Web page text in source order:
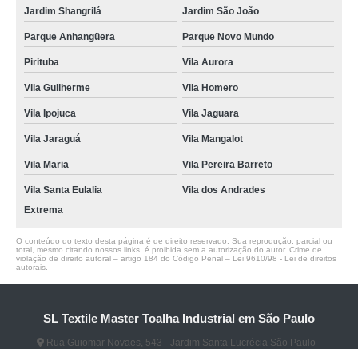
Jardim Shangrilá Jardim São João
Parque Anhangüera Parque Novo Mundo
Pirituba Vila Aurora
Vila Guilherme Vila Homero
Vila Ipojuca Vila Jaguara
Vila Jaraguá Vila Mangalot
Vila Maria Vila Pereira Barreto
Vila Santa Eulalia
Vila dos Andrades
Extrema
O conteúdo do texto desta página é de direito reservado. Sua reprodução, parcial ou
total, mesmo citando nossos links, é proibida sem a autorização do autor. Crime de
violação de direito autoral – artigo 184 do Código Penal – Lei 9610/98 - Lei de direitos
autorais
SL Textile Master Toalha Industrial em São Paulo
Rua Guiomar Novaes, 543 - Jardim Santa Lucrécia São Paulo -